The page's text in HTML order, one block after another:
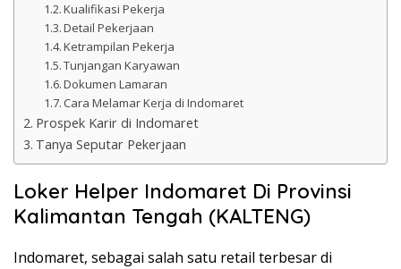
Kualifikasi Pekerja
Detail Pekerjaan
Ketrampilan Pekerja
Tunjangan Karyawan
Dokumen Lamaran
Cara Melamar Kerja di Indomaret
Prospek Karir di Indomaret
Tanya Seputar Pekerjaan
Loker Helper Indomaret Di Provinsi
Kalimantan Tengah (KALTENG)
Indomaret, sebagai salah satu retail terbesar di